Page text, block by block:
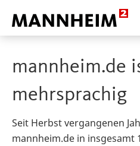
mannheim.de
mehrsprachig
Seit Herbst vergangenen
mannheim.de in insgesamt